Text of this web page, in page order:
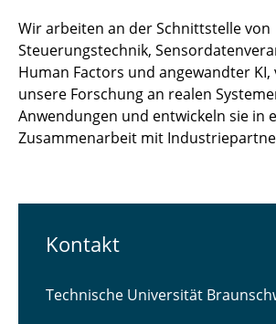
Wir arbeiten an der Schnittstelle von
Steuerungstechnik,
Human Factors und angewandter KI,
unsere Forschung an realen
Anwendungen und entwickeln sie in
Zusammenarbeit mit
Kontakt
Technische Universität